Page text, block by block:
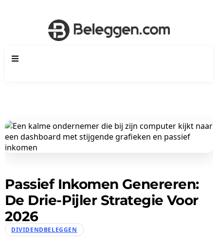
Passief Inkomen Genereren:
De Drie-Pijler Strategie Voor
2026
DIVIDENDBELEGGEN